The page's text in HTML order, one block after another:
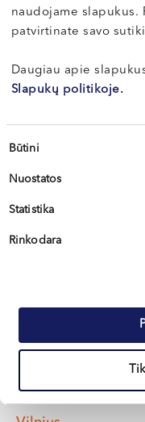
naudojame slapukus.
patvirtinate savo
Daugiau apie
Slapukų politikoje.
Sutikimo
Būtini
Nuostatos
Statistika
Rinkodara
Paslaugas
Dr. Vitalijus
EISMONTAS
LT , EN , RU
Klaipėda, Naujoji